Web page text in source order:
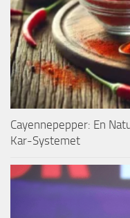
Cayennepepper: En
Kar-Systemet